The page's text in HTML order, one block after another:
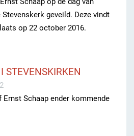
Stevenskerk geveild. Deze vindt
op 22 october 2016.
STEVENSKIRKEN
Ernst Schaap ender kommende